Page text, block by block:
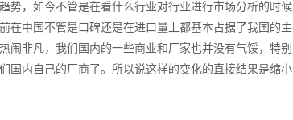
，如今不管是在看什么行业对行业进行市场分析的时
在中国不管是口碑还是在进口量上都基本占据了我国的
闹非凡，我们国内的一些商业和厂家也并没有气馁，特
国内自己的厂商了。所以说这样的变化的直接结果是缩